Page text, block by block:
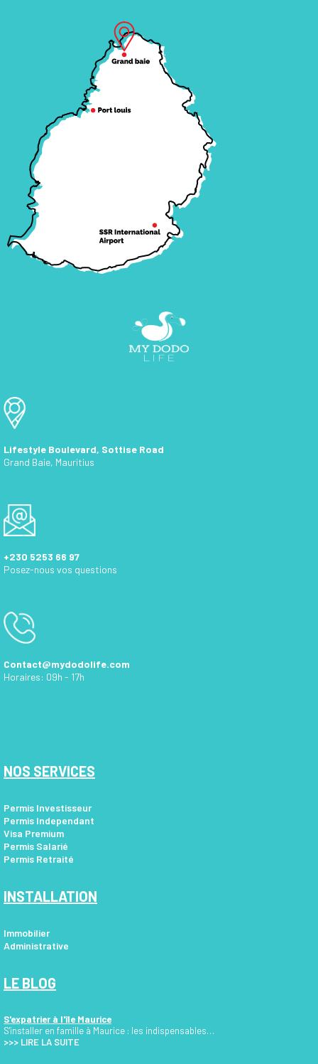
Lifestyle Boulevard, Sottise Road
Grand Baie, Mauritius
+230 5253 66 97
Posez-nous vos questions
Contact@mydodolife.com
Horaires: 09h - 17h
NOS SERVICES
Permis Investisseur
Permis Independant
Visa Premium
Permis Salarié
Permis Retraité
INSTALLATION
Immobilier
Administrative
LE BLOG
S'expatrier à l'île Maurice
S'installer en famille à Maurice : les indispensables…
>>> LIRE LA SUITE